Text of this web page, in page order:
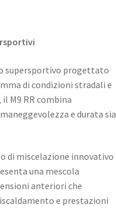
supersportivo progettato
di condizioni stradali e
M9 RR combina
e durata sia
di miscelazione innovativo
una mescola
anteriori che
e prestazioni